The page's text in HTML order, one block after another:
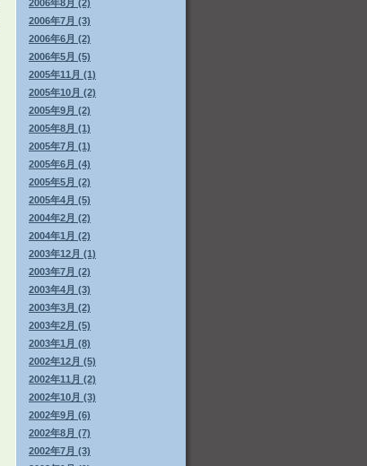
2006年8月 (2)
2006年7月 (3)
2006年6月 (2)
2006年5月 (5)
2005年11月 (1)
2005年10月 (2)
2005年9月 (2)
2005年8月 (1)
2005年7月 (1)
2005年6月 (4)
2005年5月 (2)
2005年4月 (5)
2004年2月 (2)
2004年1月 (2)
2003年12月 (1)
2003年7月 (2)
2003年4月 (3)
2003年3月 (2)
2003年2月 (5)
2003年1月 (8)
2002年12月 (5)
2002年11月 (2)
2002年10月 (3)
2002年9月 (6)
2002年8月 (7)
2002年7月 (3)